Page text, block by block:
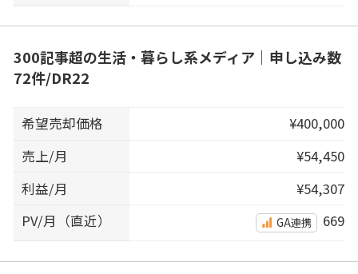
300記事超の生活・暮らし系メディア｜申し込み数
72件/DR22
希望売却価格
¥400,000
売上/月
¥54,450
利益/月
¥54,307
PV/月（直近）
GA連携 669